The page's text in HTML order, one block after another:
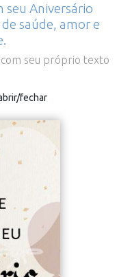
seu Aniversário
saúde, amor e
seu próprio texto
fechar